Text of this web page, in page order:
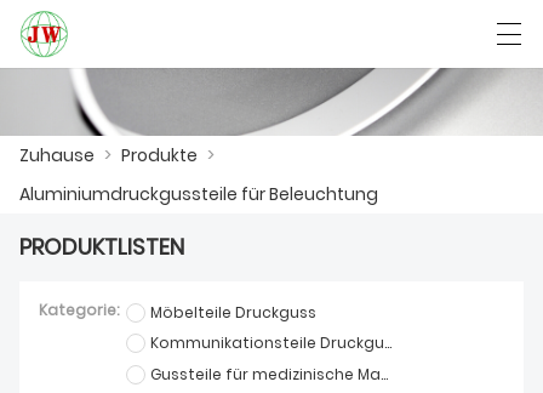
ZUHAUSE
NACHRICHTEN
العربية Deutsch English
Zuhause > Produkte >
Aluminiumdruckgussteile für Beleuchtung
PRODUKTLISTEN
Kategorie:
Möbelteile Druckguss
Kommunikationsteile Druckguss
Gussteile für medizinische Maschinen